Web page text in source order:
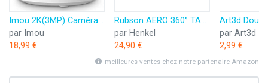
Imou 2K(3MP) Caméra Surveillance WiFi Intérieure Caméra 360° Connectée Smartphone avec Détection Humaine AI Suivi Intelligent Sirène Audio Bidirectionnel Compatible Alexa pour Bébé/Animaux
par Imou
18,99 €
Rubson AERO 360° TAB, recharges en tabs neutres pour absorbeur d'humidité, ultra absorbantes et anti odeurs recharges pour déshumidificateurs AERO 360°, 6 x 450 g
par Henkel
24,90 €
par Art3d
2,99 €
meilleures ventes chez notre partenaire Amazon